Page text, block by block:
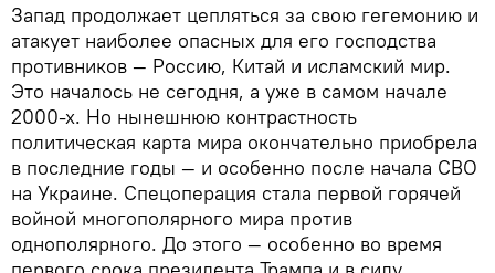
Запад продолжает цепляться за свою гегемонию и
атакует наиболее опасных для его господства
противников — Россию, Китай и исламский мир.
Это началось не сегодня, а уже в самом начале
2000-х. Но нынешнюю контрастность
политическая карта мира окончательно приобрела
в последние годы — и особенно после начала СВО
на Украине. Спецоперация стала первой горячей
войной многополярного мира против
однополярного. До этого — особенно во время